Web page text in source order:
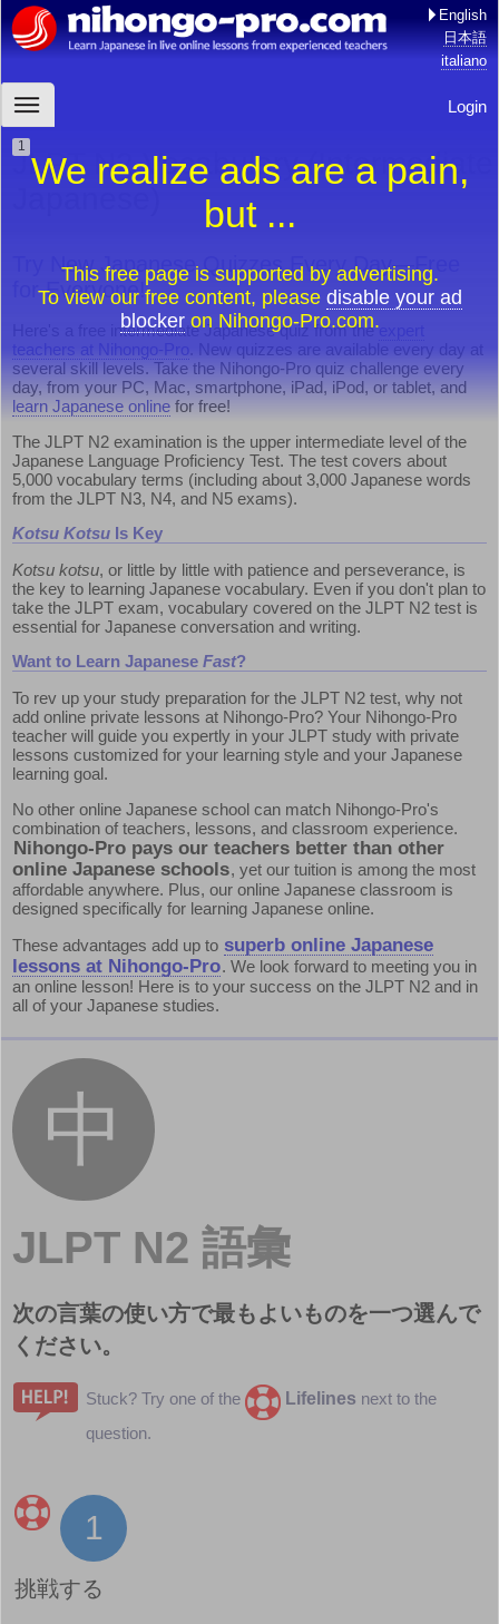
English
日本語
italiano
Login
We realize ads are a pain,
but ...
This free page is supported by advertising.
To view our free content, please disable your ad
blockeron Nihongo-Pro.com.
JLPT N2 Vocabulary (Intermediate
Try New Japanese Quizzes Every Day—Free
for Everyone!
Here's a free intermediate Japanese quiz from the
teachers at Nihongo-Pro
. New quizzes are available every day at
several skill levels. Take the Nihongo-Pro quiz challenge every
day, from your PC, Mac, smartphone, iPad, iPod, or tablet, and
learn Japanese online for free!
The JLPT N2 examination is the upper intermediate level of the
Japanese Language Proficiency Test. The test covers about
5,000 vocabulary terms (including about 3,000 Japanese words
from the JLPT N3, N4, and N5 exams).
Kotsu Kotsu Is Key
Kotsu kotsu, or little by little with patience and perseverance, is
the key to learning Japanese vocabulary. Even if you don't plan to
take the JLPT exam, vocabulary covered on the JLPT N2 test is
essential for Japanese conversation and writing.
Want to Learn Japanese Fast?
To rev up your study preparation for the JLPT N2 test, why not
add online private lessons at Nihongo-Pro? Your Nihongo-Pro
teacher will guide you expertly in your JLPT study with private
lessons customized for your learning style and your Japanese
learning goal.
No other online Japanese school can match Nihongo-Pro's
combination of teachers, lessons, and classroom experience.
Nihongo-Pro pays our teachers better than other
online Japanese schools, yet our tuition is among the most
affordable anywhere. Plus, our online Japanese classroom is
designed specifically for learning Japanese online.
These advantages add up to superb online Japanese
lessons at Nihongo-Pro. We look forward to meeting you in
an online lesson! Here is to your success on the JLPT N2 and in
all of your Japanese studies.
JLPT N2 語彙
次の言葉の使い方で最もよいものを一つ選んで
ください。
Stuck? Try one of the Lifelines next to the
question.
1
挑戦する